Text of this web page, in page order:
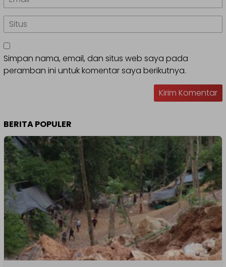
Simpan nama, email, dan situs web saya pada
peramban ini untuk komentar saya berikutnya.
BERITA POPULER